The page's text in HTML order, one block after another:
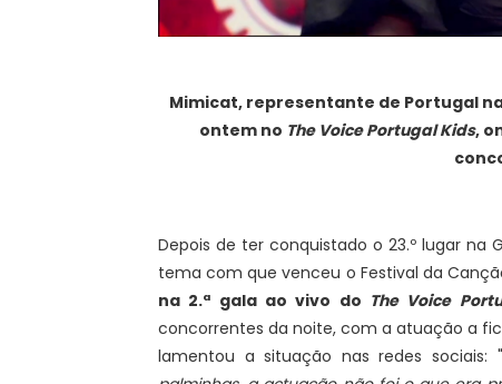
Mimicat, representante de Portugal
ontem no The Voice Portugal Kids,
Depois de ter conquistado o 23.º lugar na
tema com que venceu o Festival da
na 2.ª gala ao vivo do The Voice
concorrentes da noite, com a atuação a
lamentou a situação nas redes sociais: "